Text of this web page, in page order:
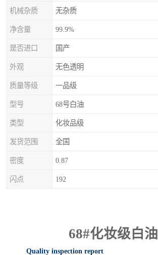
机械杂质 无杂质
净含量 99.9%
是否进口 国产
外观 无色透明
质量等级 一品级
型号 68号白油
类型 化妆品级
发货范围 全国
密度 0.87
闪点 192
68#化妆级白油
Quality inspection report